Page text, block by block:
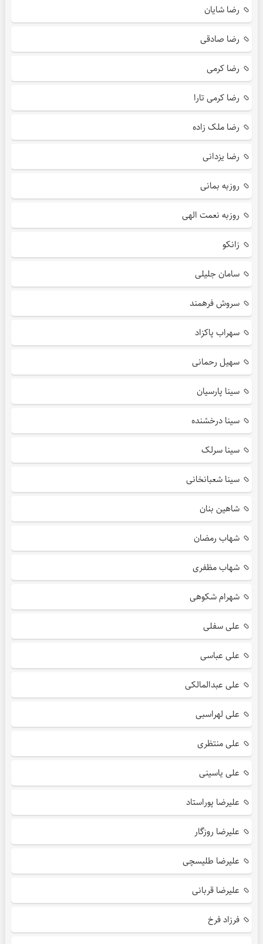
رضا شایان
رضا صادقی
رضا کرمی
رضا کرمی تارا
رضا ملک زاده
رضا یزدانی
روزبه بمانی
روزبه نعمت الهی
زانکو
سامان جلیلی
سروش فرهمند
سهراب پاکزاد
سهیل رحمانی
سینا پارسیان
سینا درخشنده
سینا سرلک
سینا شعبانخانی
شاهین بنان
شهاب رمضان
شهاب مظفری
شهرام شکوهی
علی سفلی
علی عباسی
علی عبدالمالکی
علی لهراسبی
علی منتظری
علی یاسینی
علیرضا پوراستاد
علیرضا روزگار
علیرضا طلیسچی
علیرضا قربانی
فرزاد فرخ